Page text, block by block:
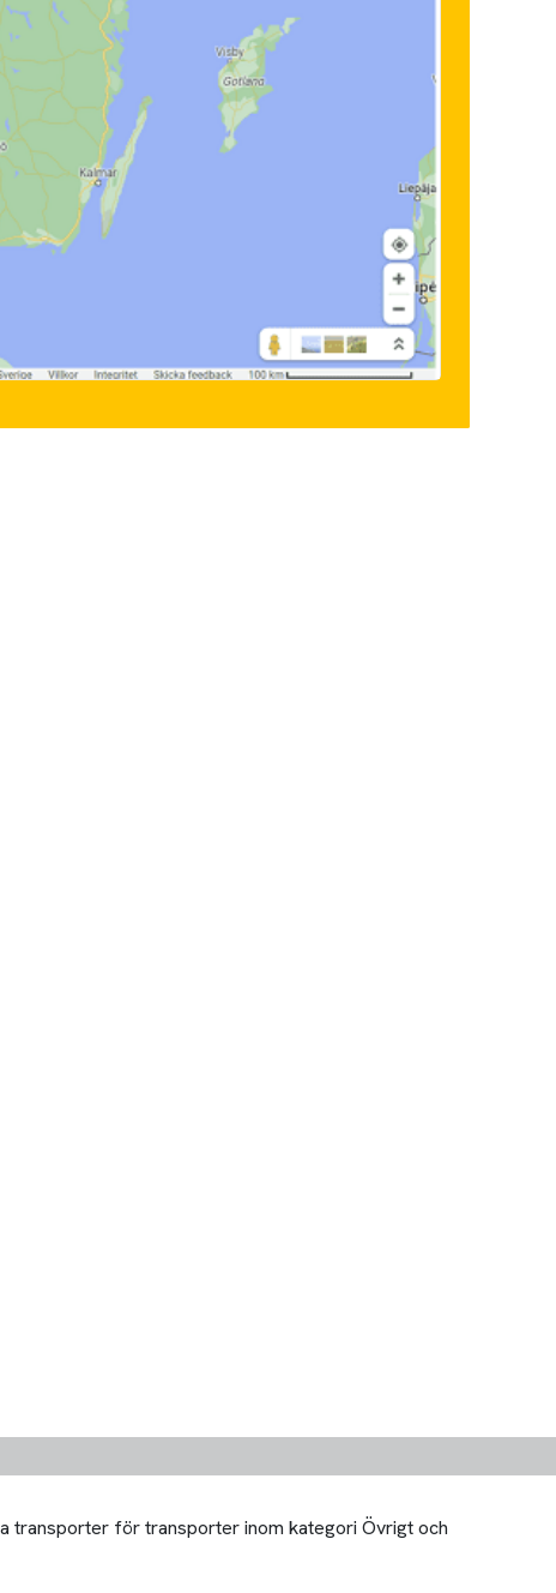
transporter för transporter inom kategori Övrigt och